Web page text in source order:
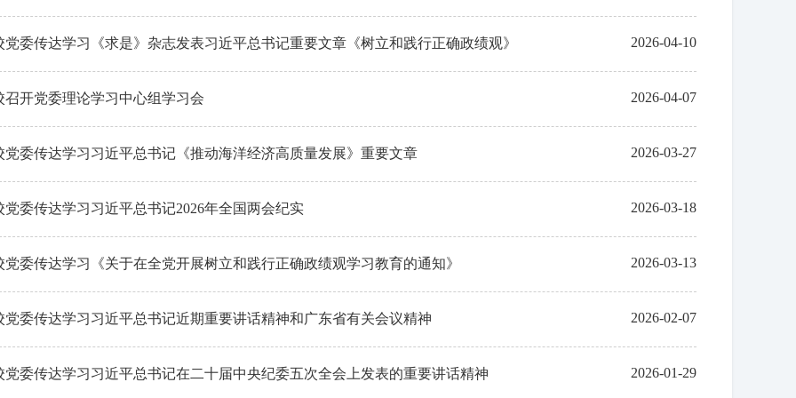
党委传达学习《求是》杂志发表习近平总书记重要文章《树立和践行正确政绩观》 2026-04-10
召开党委理论学习中心组学习会 2026-04-07
党委传达学习习近平总书记《推动海洋经济高质量发展》重要文章 2026-03-27
党委传达学习习近平总书记2026年全国两会纪实 2026-03-18
党委传达学习《关于在全党开展树立和践行正确政绩观学习教育的通知》 2026-03-13
党委传达学习习近平总书记近期重要讲话精神和广东省有关会议精神 2026-02-07
党委传达学习习近平总书记在二十届中央纪委五次全会上发表的重要讲话精神 2026-01-29